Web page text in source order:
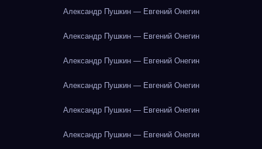
Александр Пушкин — Евгений Онегин
Александр Пушкин — Евгений Онегин
Александр Пушкин — Евгений Онегин
Александр Пушкин — Евгений Онегин
Александр Пушкин — Евгений Онегин
Александр Пушкин — Евгений Онегин